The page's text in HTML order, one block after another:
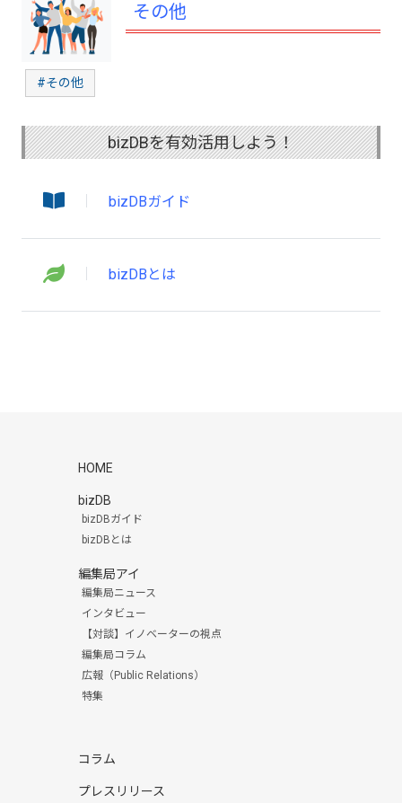
その他
#その他
bizDBを有効活用しよう！
bizDBガイド
bizDBとは
HOME
bizDB
bizDBガイド
bizDBとは
編集局アイ
編集局ニュース
インタビュー
【対談】イノベーターの視点
編集局コラム
広報（Public Relations）
特集
コラム
プレスリリース